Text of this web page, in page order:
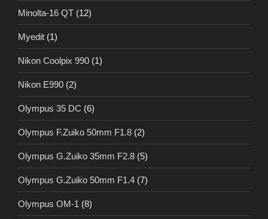
Minolta-16 QT (12)
Myedit (1)
Nikon Coolpix 990 (1)
Nikon E990 (2)
Olympus 35 DC (6)
Olympus F.Zuiko 50mm F1.8 (2)
Olympus G.Zuiko 35mm F2.8 (5)
Olympus G.Zuiko 50mm F1.4 (7)
Olympus OM-1 (8)